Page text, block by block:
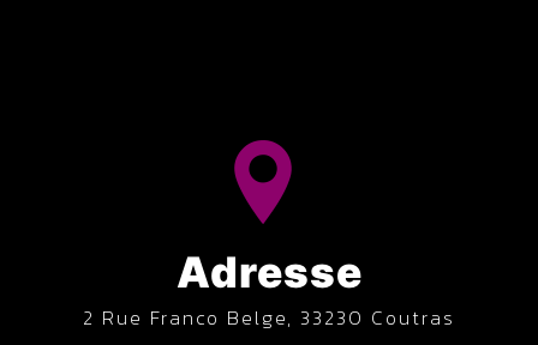
Adresse
2 Rue Franco Belge, 33230 Coutras